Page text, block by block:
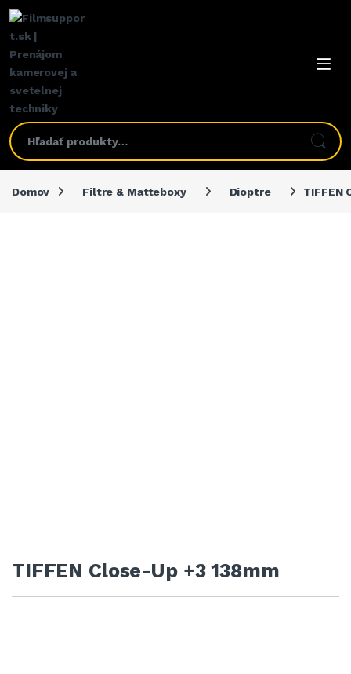
Domov Filtre & Matteboxy Dioptre TIFFEN
TIFFEN Close-Up +3 138mm